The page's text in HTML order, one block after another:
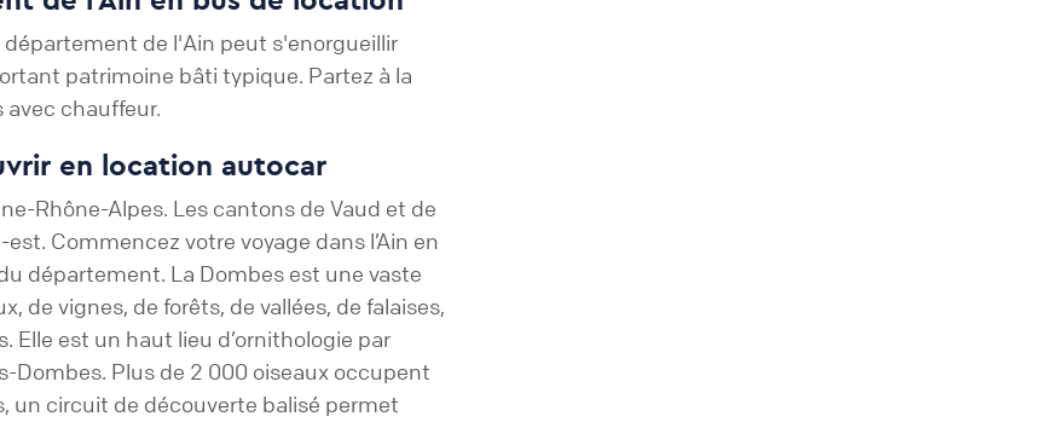
département de l'Ain peut s'enorgueillir
patrimoine bâti typique. Partez à la
avec chauffeur.
en location autocar
Rhône-Alpes. Les cantons de Vaud et de
Commencez votre voyage dans l’Ain en
département. La Dombes est une vaste
de vignes, de forêts, de vallées, de falaises,
est un haut lieu d’ornithologie par
Dombes. Plus de 2 000 oiseaux occupent
un circuit de découverte balisé permet